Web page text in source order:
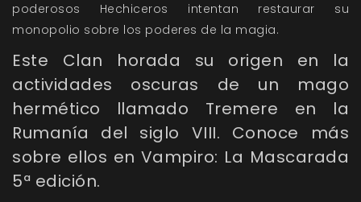
poderosos Hechiceros intentan restaurar su
monopolio sobre los poderes de la magia.
Este Clan horada su origen en la
actividades oscuras de un mago
hermético llamado Tremere en la
Rumanía del siglo VIII. Conoce más
sobre ellos en Vampiro: La Mascarada
5ª edición.